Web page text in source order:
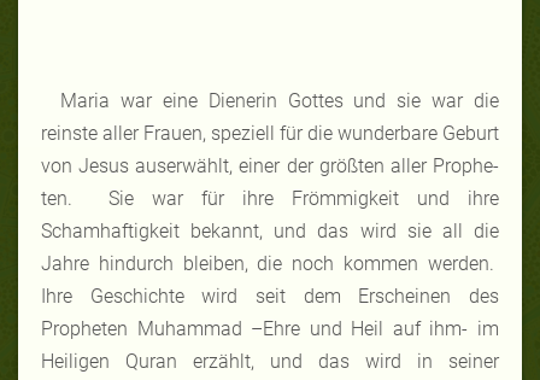
Maria war eine Dienerin Gottes und sie war die
reinste aller Frauen, speziell für die wunderbare Geburt
von Jesus auserwählt, einer der größten aller Prophe-
ten. Sie war für ihre Frömmigkeit und ihre
Schamhaftigkeit bekannt, und das wird sie all die
Jahre hindurch bleiben, die noch kommen werden.
Ihre Geschichte wird seit dem Erscheinen des
Propheten Muhammad –Ehre und Heil auf ihm- im
Heiligen Quran erzählt, und das wird in seiner